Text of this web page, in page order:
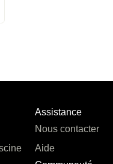
Assistance
Nous contacter
Aide